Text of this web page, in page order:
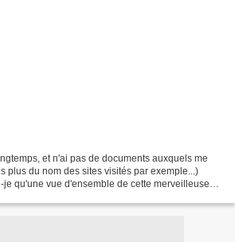
et n'ai pas de documents auxquels me
plus du nom des sites visités par exemple...)
qu'une vue d'ensemble de cette merveilleuse